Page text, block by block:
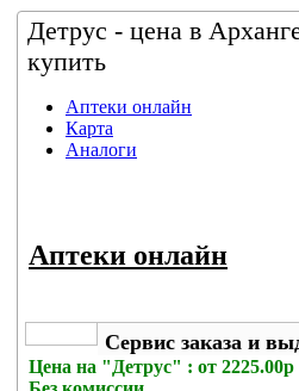
Детрус - цена в
купить
Аптеки онлайн
Карта
Аналоги
Аптеки онлайн
Сервис заказа и
Цена на "Детрус" : от 2225.00р